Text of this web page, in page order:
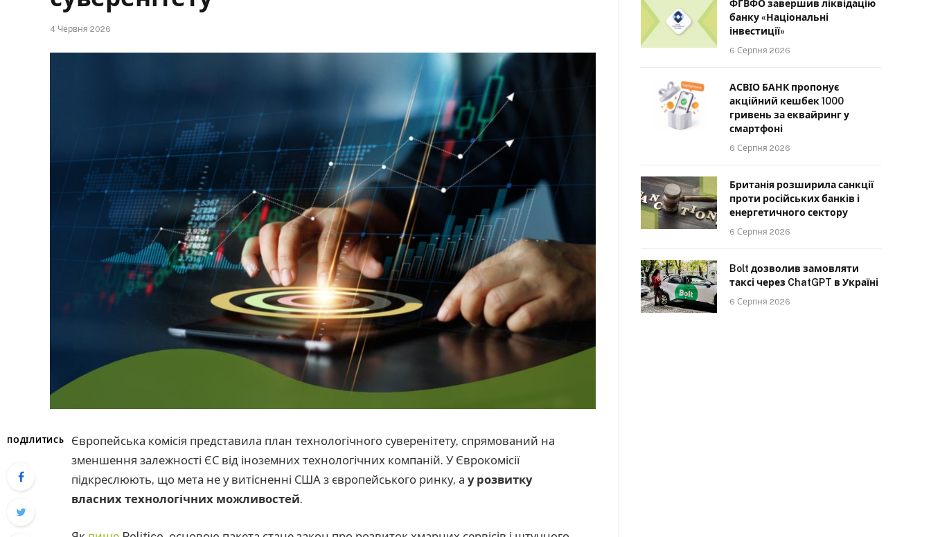
4 Червня 2026
ПОДІЛИТИСЬ
Європейська комісія представила план технологічного суверенітету, спрямований на
зменшення залежності ЄС від іноземних технологічних компаній. У Єврокомісії
підкреслюють, що мета не у витісненні США з європейського ринку, а у розвитку
власних технологічних можливостей.
ФГВФО завершив ліквідацію
банку «Національні
інвестиції»
6 Серпня 2026
АСВІО БАНК пропонує
акційний кешбек 1000
гривень за еквайринг у
смартфоні
6 Серпня 2026
Британія розширила санкції
проти російських банків і
енергетичного сектору
6 Серпня 2026
Bolt дозволив замовляти
таксі через ChatGPT в Україні
6 Серпня 2026